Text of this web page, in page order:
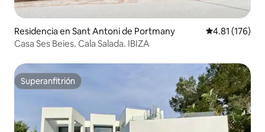
Residencia en Sant Antoni de Portmany Calificación
4.81 (176)
Casa Ses Beies. Cala Salada. IBIZA
Superanfitrión
Superanfitrión